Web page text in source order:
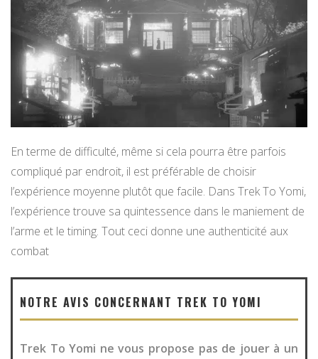
En terme de difficulté, même si cela pourra être parfois
compliqué par endroit, il est préférable de choisir
l’expérience moyenne plutôt que facile. Dans Trek To Yomi,
l’expérience trouve sa quintessence dans le maniement de
l’arme et le timing. Tout ceci donne une authenticité aux
combat
NOTRE AVIS CONCERNANT TREK TO YOMI
Trek To Yomi ne vous propose pas de jouer à un